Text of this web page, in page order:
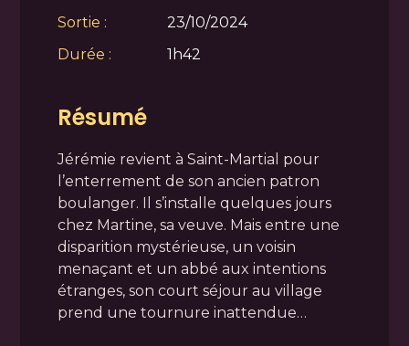
Sortie :
23/10/2024
Durée :
1h42
Résumé
Jérémie revient à Saint-Martial pour
l’enterrement de son ancien patron
boulanger. Il s’installe quelques jours
chez Martine, sa veuve. Mais entre une
disparition mystérieuse, un voisin
menaçant et un abbé aux intentions
étranges, son court séjour au village
prend une tournure inattendue…